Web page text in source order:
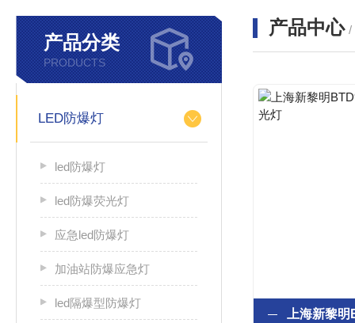
产品分类
PRODUCTS
LED防爆灯
led防爆灯
led防爆荧光灯
应急led防爆灯
加油站防爆应急灯
led隔爆型防爆灯
产品中心 /